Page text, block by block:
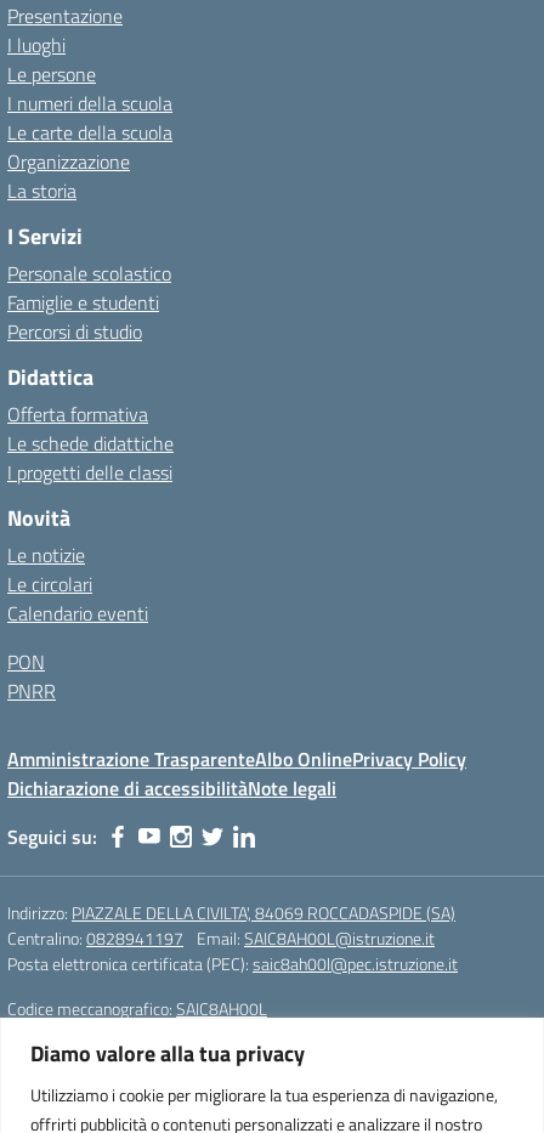
Diamo valore alla tua privacy
Utilizziamo i cookie per migliorare la tua esperienza di navigazione,
offrirti pubblicità o contenuti personalizzati e analizzare il nostro
Presentazione
I luoghi
Le persone
I numeri della scuola
Le carte della scuola
Organizzazione
La storia
I Servizi
Personale scolastico
Famiglie e studenti
Percorsi di studio
Didattica
Offerta formativa
Le schede didattiche
I progetti delle classi
Novità
Le notizie
Le circolari
Calendario eventi
PON
PNRR
Amministrazione TrasparenteAlbo OnlinePrivacy Policy
Dichiarazione di accessibilitàNote legali
Seguici su:
Indirizzo: PIAZZALE DELLA CIVILTA', 84069 ROCCADASPIDE (SA)
Centralino:0828941197 Email:SAIC8AH00L@istruzione.it
Posta elettronica certificata (PEC):saic8ah00l@pec.istruzione.it
Codice meccanografico:SAIC8AH00L
Istituto Comprensivo Statale di Roccadaspide (SA)
PIAZZALE DELLA CIVILTA', 84069 ROCCADASPIDE (SA)